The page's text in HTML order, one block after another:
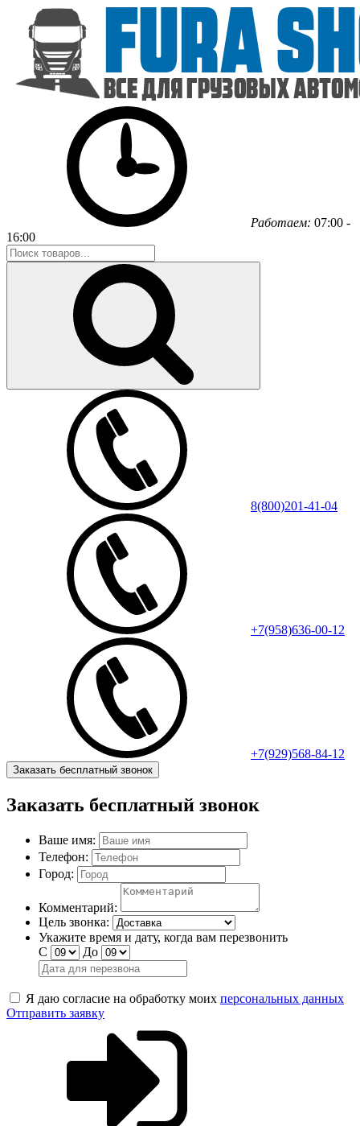
Работаем: 07:00 -
16:00
8(800)201-41-04
+7(958)636-00-12
+7(929)568-84-12
Заказать бесплатный звонок
Заказать бесплатный звонок
Ваше имя:
Телефон:
Город:
Комментарий:
Цель звонка:
Укажите время и дату, когда вам перезвонить
С
До
Я даю согласие на обработку моих персональных данных
Отправить заявку